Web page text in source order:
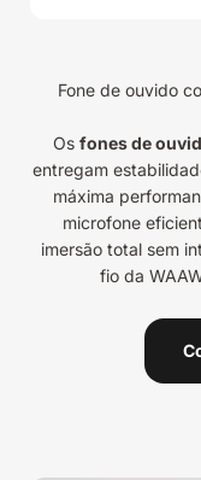
Fone de ouvido
Os fones de
entregam
máxima
microfone
imersão total sem
fio da